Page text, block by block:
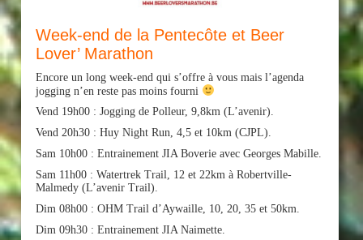
Week-end de la Pentecôte et Beer
Lover’ Marathon
Encore un long week-end qui s’offre à vous mais l’agenda
jogging n’en reste pas moins fourni
Vend 19h00 : Jogging de Polleur, 9,8km (L’avenir).
Vend 20h30 : Huy Night Run, 4,5 et 10km (CJPL).
Sam 10h00 : Entrainement JIA Boverie avec Georges Mabille.
Sam 11h00 : Watertrek Trail, 12 et 22km à Robertville-
Malmedy (L’avenir Trail).
Dim 08h00 : OHM Trail d’Aywaille, 10, 20, 35 et 50km.
Dim 09h30 : Entrainement JIA Naimette.